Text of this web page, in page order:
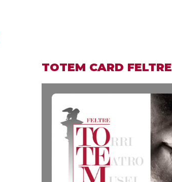
TOTEM CARD FELTRE